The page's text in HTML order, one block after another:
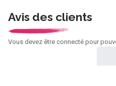
Avis des clients
Vous devez être connecté pour